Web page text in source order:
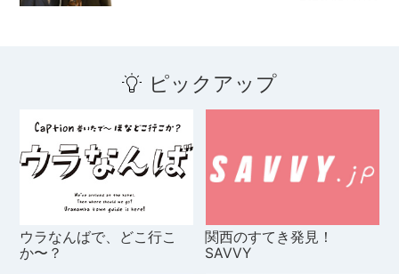
ピックアップ
ウラなんばで、どこ行こ
か〜？
関西のすてき発見！
SAVVY